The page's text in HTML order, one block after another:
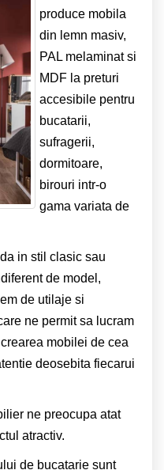
produce mobila
din lemn masiv,
PAL melaminat si
MDF la preturi
accesibile pentru
bucatarii,
sufragerii,
dormitoare,
birouri intr-o
gama variata de
in stil clasic sau
de model,
de utilaje si
ne permit sa lucram
mobilei de cea
deosebita fiecarui
ne preocupa atat
atractiv.
de bucatarie sunt